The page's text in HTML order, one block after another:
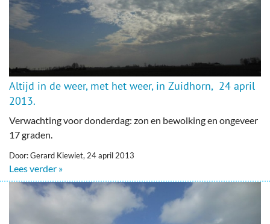
Altijd in de weer, met het weer, in Zuidhorn, 24 april
2013.
Verwachting voor donderdag: zon en bewolking en ongeveer
17 graden.
Door: Gerard Kiewiet, 24 april 2013
Lees verder »